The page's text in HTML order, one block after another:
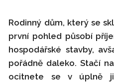
Rodinný dům, který se
první pohled působí
hospodářské stavby,
pořádně daleko. Stačí
ocitnete se v úplně